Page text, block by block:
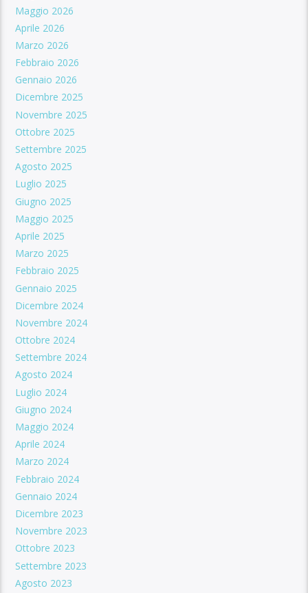
Maggio 2026
Aprile 2026
Marzo 2026
Febbraio 2026
Gennaio 2026
Dicembre 2025
Novembre 2025
Ottobre 2025
Settembre 2025
Agosto 2025
Luglio 2025
Giugno 2025
Maggio 2025
Aprile 2025
Marzo 2025
Febbraio 2025
Gennaio 2025
Dicembre 2024
Novembre 2024
Ottobre 2024
Settembre 2024
Agosto 2024
Luglio 2024
Giugno 2024
Maggio 2024
Aprile 2024
Marzo 2024
Febbraio 2024
Gennaio 2024
Dicembre 2023
Novembre 2023
Ottobre 2023
Settembre 2023
Agosto 2023